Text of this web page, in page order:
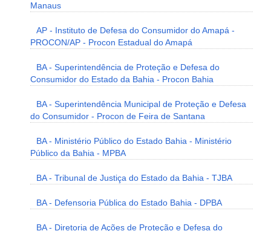
Manaus
AP - Instituto de Defesa do Consumidor do Amapá -
PROCON/AP - Procon Estadual do Amapá
BA - Superintendência de Proteção e Defesa do
Consumidor do Estado da Bahia - Procon Bahia
BA - Superintendência Municipal de Proteção e Defesa
do Consumidor - Procon de Feira de Santana
BA - Ministério Público do Estado Bahia - Ministério
Público da Bahia - MPBA
BA - Tribunal de Justiça do Estado da Bahia - TJBA
BA - Defensoria Pública do Estado Bahia - DPBA
BA - Diretoria de Ações de Proteção e Defesa do